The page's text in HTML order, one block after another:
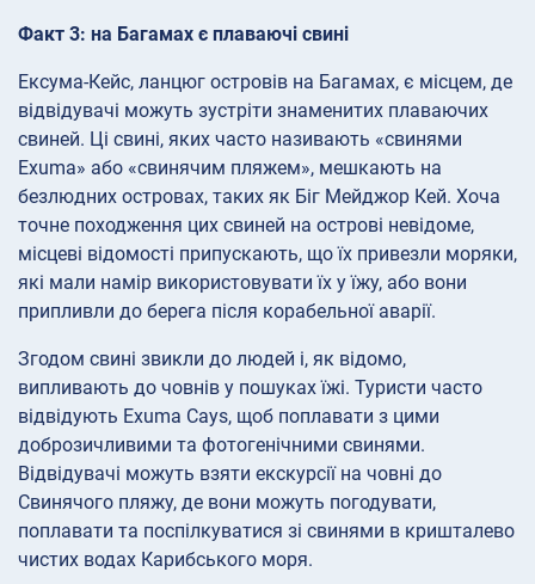
Факт 3: на Багамах є плаваючі свині
Ексума-Кейс, ланцюг островів на Багамах, є місцем, де
відвідувачі можуть зустріти знаменитих плаваючих
свиней. Ці свині, яких часто називають «свинями
Exuma» або «свинячим пляжем», мешкають на
безлюдних островах, таких як Біг Мейджор Кей. Хоча
точне походження цих свиней на острові невідоме,
місцеві відомості припускають, що їх привезли моряки,
які мали намір використовувати їх у їжу, або вони
припливли до берега після корабельної аварії.
Згодом свині звикли до людей і, як відомо,
випливають до човнів у пошуках їжі. Туристи часто
відвідують Exuma Cays, щоб поплавати з цими
доброзичливими та фотогенічними свинями.
Відвідувачі можуть взяти екскурсії на човні до
Свинячого пляжу, де вони можуть погодувати,
поплавати та поспілкуватися зі свинями в кришталево
чистих водах Карибського моря.